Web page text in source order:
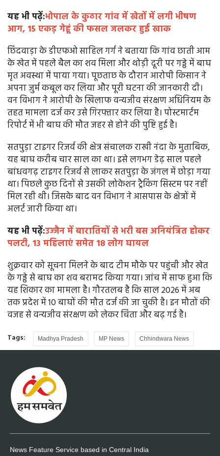
यह भी पढ़ें:भोपाल के कुठार गांव में खेतों में लगी भीषण
आग, 15 एकड़ गेहूं की फसल जलकर हुई खाक
छिंदवाड़ा के डीएफओ साहिल गर्ग ने बताया कि गांव छाती आम
के खेत में पहले बैल का शव मिला और थोड़ी दूरी पर गड्ढे में बाघ
मृत अवस्था में पाया गया। पूछताछ के दौरान आरोपी किसान ने
अपना जुर्म कबूल कर लिया और पूरी घटना की जानकारी दी।
वन विभाग ने आरोपी के खिलाफ वन्यजीव संरक्षण अधिनियम के
तहत मामला दर्ज कर उसे गिरफ्तार कर लिया है। पोस्टमार्टम
रिपोर्ट में भी बाघ की मौत जहर से होने की पुष्टि हुई है।
सतपुड़ा टाइगर रिजर्व की क्षेत्र संचालक राखी नंदा के मुताबिक,
यह बाघ करीब चार साल का था। इसे लगभग डेढ़ साल पहले
बांधवगढ़ टाइगर रिजर्व से लाकर सतपुड़ा के जंगल में छोड़ा गया
था। पिछले कुछ दिनों से उसकी लोकेशन ट्रैकिंग सिस्टम पर नहीं
मिल रही थी। जिसके बाद वन विभाग ने आसपास के क्षेत्रों में
अलर्ट जारी किया था।
यह भी पढ़ें:उज्जैन में बारातियों से भरी बस अनियंत्रित होकर
पलटी, 13 महिलाएं समेत 18 लोग घायल
शुक्रवार को सूचना मिलने के बाद टीम मौके पर पहुंची और खेत
के गड्ढे से बाघ का शव बरामद किया गया। जांच में साफ हुआ कि
यह शिकार का मामला है। गौरतलब है कि साल 2026 में अब
तक प्रदेश में 10 बाघों की मौत दर्ज की जा चुकी है। इन मौतों की
वजह से वन्यजीव संरक्षण को लेकर चिंता और बढ़ गई है।
Tags: Madhya Pradesh MP News Chhindwara News
News Feature Service based in Central India